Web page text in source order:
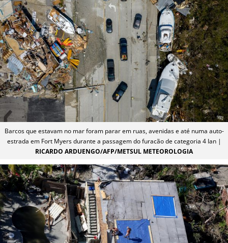
Barcos que estavam no mar foram parar em ruas, avenidas e até numa auto-
estrada em Fort Myers durante a passagem do furacão de categoria 4 Ian |
RICARDO ARDUENGO/AFP/METSUL METEOROLOGIA